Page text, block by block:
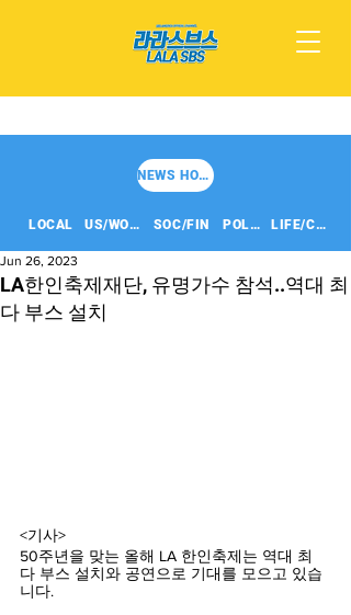
NEWS HOME
LOCAL US/WORLD SOC/FIN POLITICS LIFE/CULT
LA한인축제재단, 유명가수 참석..역대 최
다 부스 설치
Jun 26, 2023
<기사>
50주년을 맞는 올해 LA 한인축제는 역대 최
다 부스 설치와 공연으로 기대를 모으고 있습
니다.